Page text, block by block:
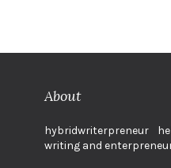
About
hybridwriterpreneur
writing and